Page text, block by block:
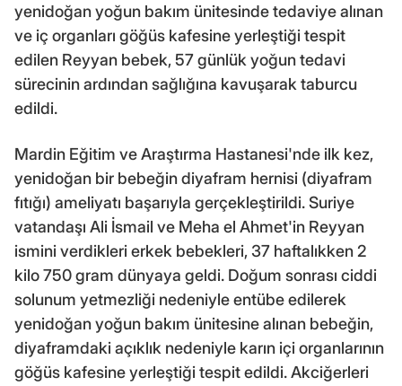
yenidoğan yoğun bakım ünitesinde tedaviye alınan
ve iç organları göğüs kafesine yerleştiği tespit
edilen Reyyan bebek, 57 günlük yoğun tedavi
sürecinin ardından sağlığına kavuşarak taburcu
edildi.
Mardin Eğitim ve Araştırma Hastanesi'nde ilk kez,
yenidoğan bir bebeğin diyafram hernisi (diyafram
fıtığı) ameliyatı başarıyla gerçekleştirildi. Suriye
vatandaşı Ali İsmail ve Meha el Ahmet'in Reyyan
ismini verdikleri erkek bebekleri, 37 haftalıkken 2
kilo 750 gram dünyaya geldi. Doğum sonrası ciddi
solunum yetmezliği nedeniyle entübe edilerek
yenidoğan yoğun bakım ünitesine alınan bebeğin,
diyaframdaki açıklık nedeniyle karın içi organlarının
göğüs kafesine yerleştiği tespit edildi. Akciğerleri